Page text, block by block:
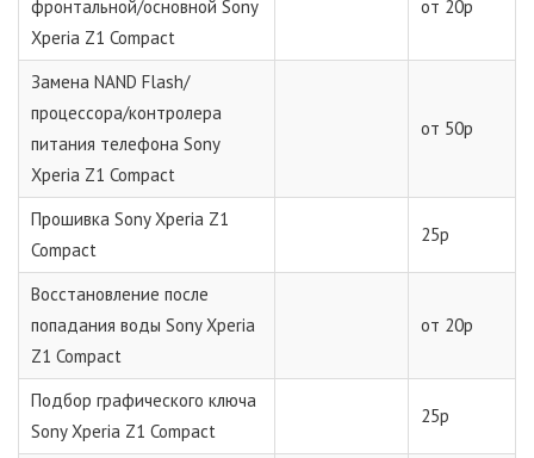
фронтальной/основной Sony
Xperia Z1 Compact
от 20р
Замена NAND Flash/
процессора/контролера
питания телефона Sony
Xperia Z1 Compact
от 50р
Прошивка Sony Xperia Z1
Compact
25р
Восстановление после
попадания воды Sony Xperia
Z1 Compact
от 20р
Подбор графического ключа
Sony Xperia Z1 Compact
25р